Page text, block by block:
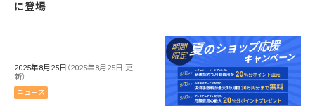
に登場
2025年8月25日 （2025年8月25日 更
新）
ニュース